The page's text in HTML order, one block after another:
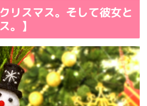
リスマス。そして彼女と
。】